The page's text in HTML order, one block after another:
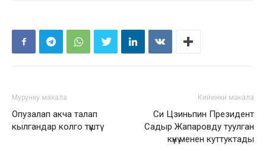
Мурунку макала
Опузалап акча талап
кылгандар колго түштү
Кийинки макала
Си Цзиньпин Президент
Садыр Жапаровду туулган
күнү менен куттуктады